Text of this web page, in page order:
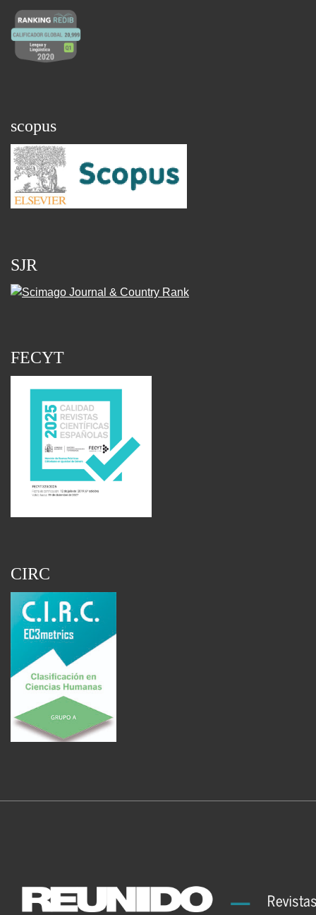
scopus
SJR
FECYT
CIRC